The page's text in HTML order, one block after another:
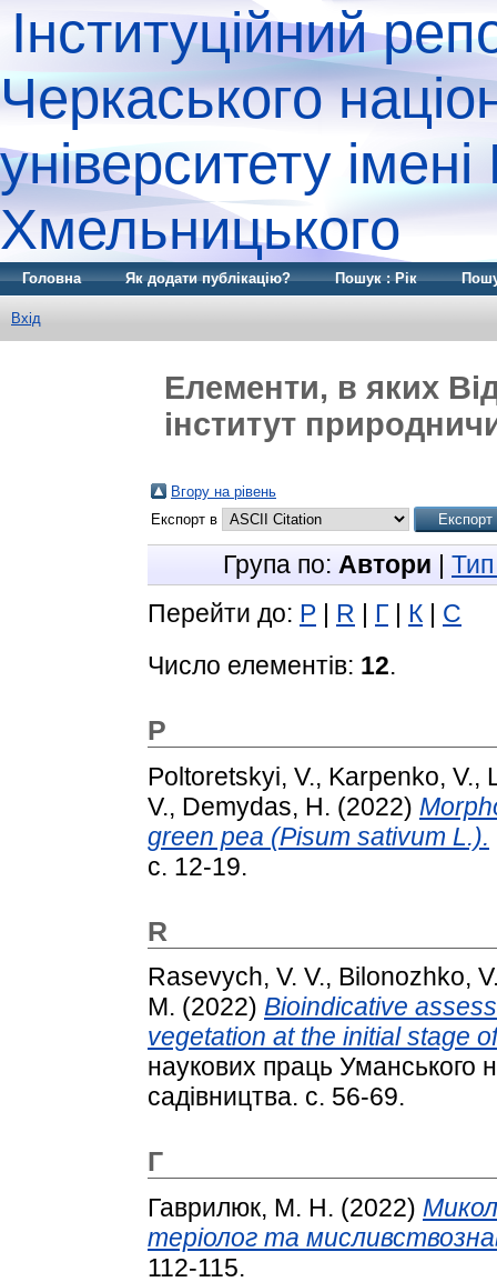
Інституційний
Черкаського
університету
Хмельницького
Головна Як додати публікацію? Пошук : Рік
Вхід
Елементи, в яких
інститут
Вгору на рівень
Експорт в
Група по: Автори |
Перейти до: P | R | Г | К | С
Число елементів: 12.
P
Poltoretskyi, V., Karpenko, V.,
V., Demydas, H. (2022)
green pea (Pisum sativum L.).
с. 12-19.
R
Rasevych, V. V., Bilonozhko,
M. (2022) Bioindicative
vegetation at the initial stage
наукових праць Уманського
садівництва. с. 56-69.
Г
Гаврилюк, М. Н. (2022)
теріолог та
112-115.